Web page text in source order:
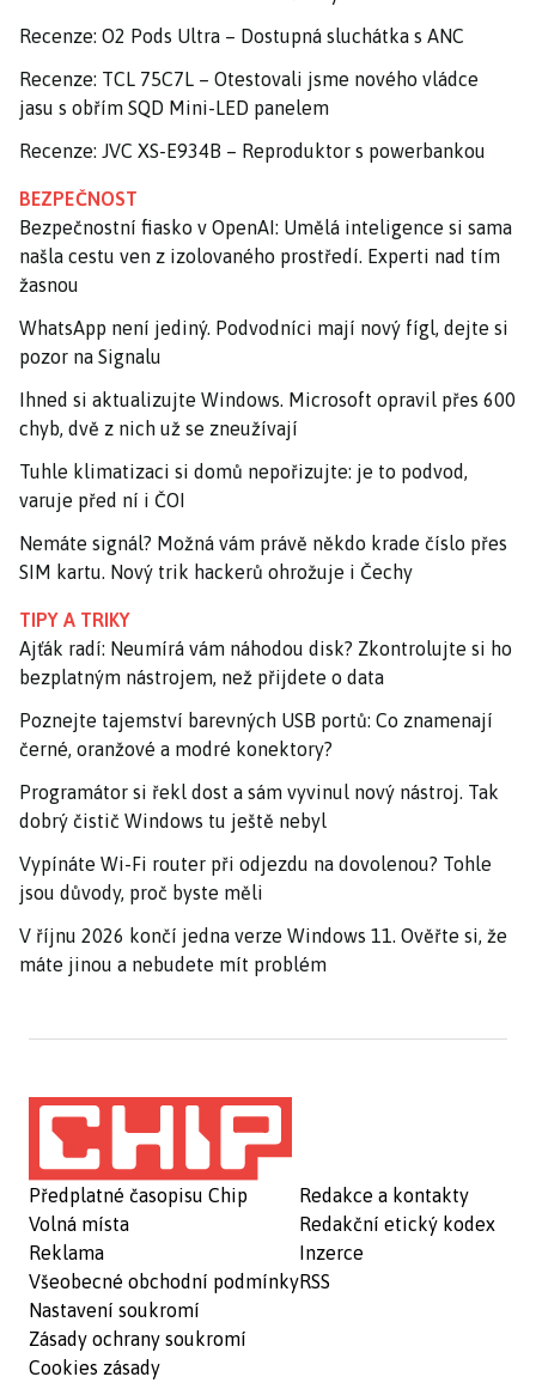
Recenze: O2 Pods Ultra – Dostupná sluchátka s ANC
Recenze: TCL 75C7L – Otestovali jsme nového vládce
jasu s obřím SQD Mini-LED panelem
Recenze: JVC XS-E934B – Reproduktor s powerbankou
BEZPEČNOST
Bezpečnostní fiasko v OpenAI: Umělá inteligence si sama
našla cestu ven z izolovaného prostředí. Experti nad tím
žasnou
WhatsApp není jediný. Podvodníci mají nový fígl, dejte si
pozor na Signalu
Ihned si aktualizujte Windows. Microsoft opravil přes 600
chyb, dvě z nich už se zneužívají
Tuhle klimatizaci si domů nepořizujte: je to podvod,
varuje před ní i ČOI
Nemáte signál? Možná vám právě někdo krade číslo přes
SIM kartu. Nový trik hackerů ohrožuje i Čechy
TIPY A TRIKY
Ajťák radí: Neumírá vám náhodou disk? Zkontrolujte si ho
bezplatným nástrojem, než přijdete o data
Poznejte tajemství barevných USB portů: Co znamenají
černé, oranžové a modré konektory?
Programátor si řekl dost a sám vyvinul nový nástroj. Tak
dobrý čistič Windows tu ještě nebyl
Vypínáte Wi-Fi router při odjezdu na dovolenou? Tohle
jsou důvody, proč byste měli
V říjnu 2026 končí jedna verze Windows 11. Ověřte si, že
máte jinou a nebudete mít problém
Předplatné časopisu Chip
Volná místa
Reklama
Všeobecné obchodní podmínky
Nastavení soukromí
Zásady ochrany soukromí
Cookies zásady
Redakce a kontakty
Redakční etický kodex
Inzerce
RSS